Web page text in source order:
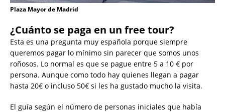
Plaza Mayor de Madrid
¿Cuánto se paga en un free tour?
Esta es una pregunta muy española porque siempre
queremos pagar lo mínimo sin parecer que somos unos
roñosos. Lo normal es que se pague entre 5 a 10 € por
persona. Aunque como todo hay quienes llegan a pagar
hasta 20€ o incluso 50€ si les ha gustado mucho la visita.
El guía según el número de personas iniciales que había